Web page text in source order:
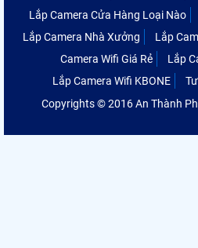
Lắp Camera Cửa Hàng Loại Nào
Lắp Camera Nhà Xưởng
Lắp
Camera Wifi Giá Rẻ
Lắp
Lắp Camera Wifi KBONE
Copyrights © 2016 An Thành